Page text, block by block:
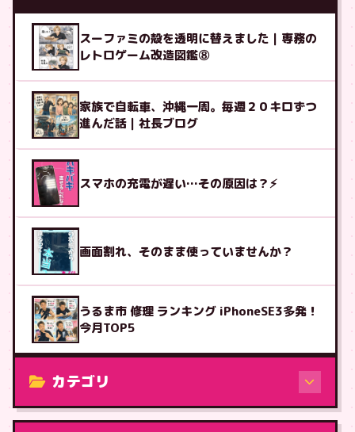
スーファミの殻を透明に替えました｜専務の
レトロゲーム改造図鑑⑧
家族で自転車、沖縄一周。毎週２０キロずつ
進んだ話｜社長ブログ
スマホの充電が遅い…その原因は？⚡
画面割れ、そのまま使っていませんか？
うるま市 修理 ランキング iPhoneSE3多発！
今月TOP5
カテゴリ
修理（機種から）